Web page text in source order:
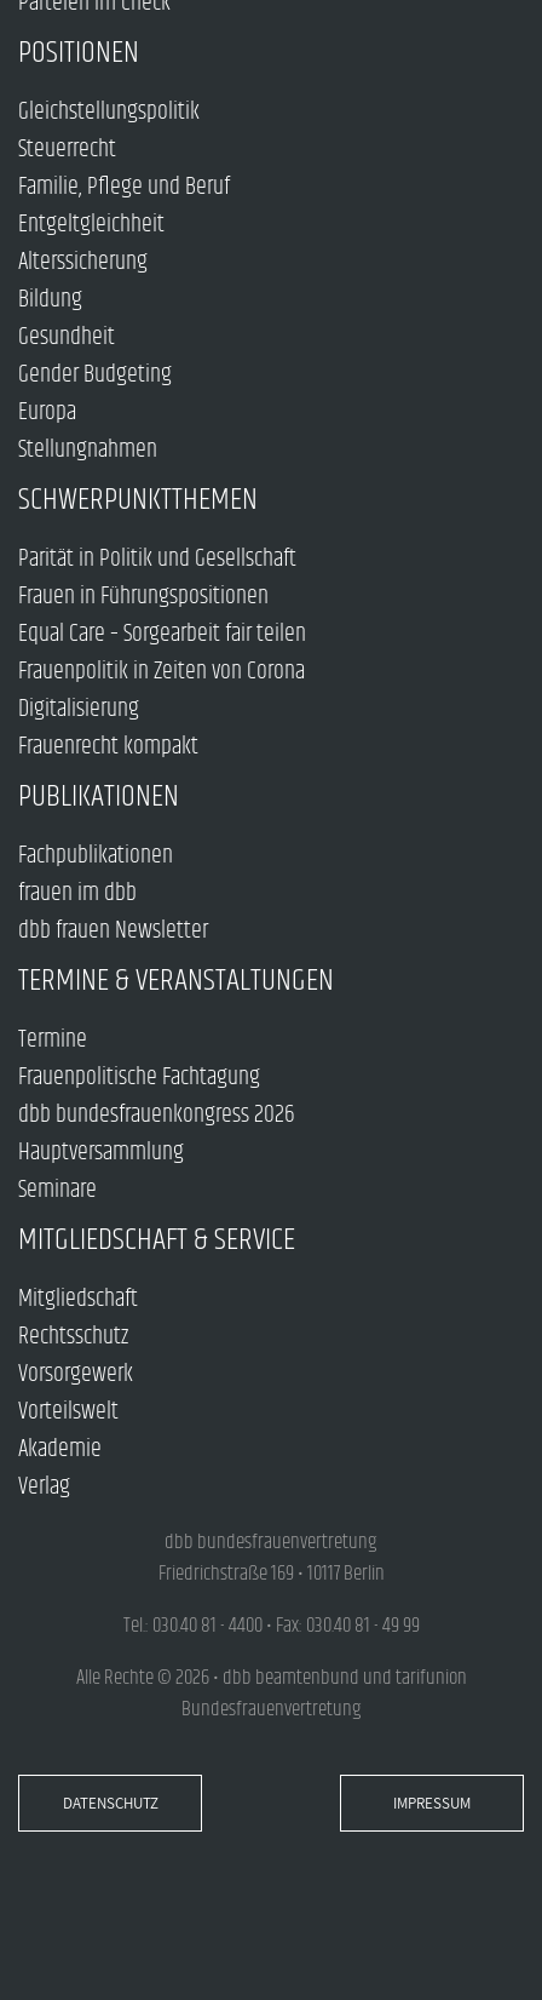
POSITIONEN
Gleichstellungspolitik
Steuerrecht
Familie, Pflege und Beruf
Entgeltgleichheit
Alterssicherung
Bildung
Gesundheit
Gender Budgeting
Europa
Stellungnahmen
SCHWERPUNKTTHEMEN
Parität in Politik und Gesellschaft
Frauen in Führungspositionen
Equal Care – Sorgearbeit fair teilen
Frauenpolitik in Zeiten von Corona
Digitalisierung
Frauenrecht kompakt
PUBLIKATIONEN
Fachpublikationen
frauen im dbb
dbb frauen Newsletter
TERMINE & VERANSTALTUNGEN
Termine
Frauenpolitische Fachtagung
dbb bundesfrauenkongress 2026
Hauptversammlung
Seminare
MITGLIEDSCHAFT & SERVICE
Mitgliedschaft
Rechtsschutz
Vorsorgewerk
Vorteilswelt
Akademie
Verlag
dbb bundesfrauenvertretung
Friedrichstraße 169 • 10117 Berlin
Tel.: 030.40 81 - 4400 • Fax: 030.40 81 - 49 99
Alle Rechte © 2026 • dbb beamtenbund und tarifunion
Bundesfrauenvertretung
DATENSCHUTZ IMPRESSUM